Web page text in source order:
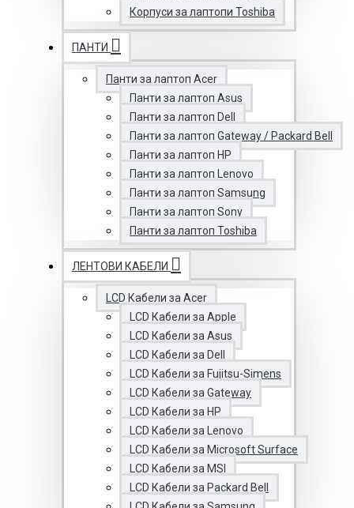
Корпуси за лаптопи Toshiba
ПАНТИ
Панти за лаптоп Acer
Панти за лаптоп Asus
Панти за лаптоп Dell
Панти за лаптоп Gateway / Packard Bell
Панти за лаптоп HP
Панти за лаптоп Lenovo
Панти за лаптоп Samsung
Панти за лаптоп Sony
Панти за лаптоп Toshiba
ЛЕНТОВИ КАБЕЛИ
LCD Кабели за Acer
LCD Кабели за Apple
LCD Кабели за Asus
LCD Кабели за Dell
LCD Кабели за Fujitsu-Simens
LCD Кабели за Gateway
LCD Кабели за HP
LCD Кабели за Lenovo
LCD Кабели за Microsoft Surface
LCD Кабели за MSI
LCD Кабели за Packard Bell